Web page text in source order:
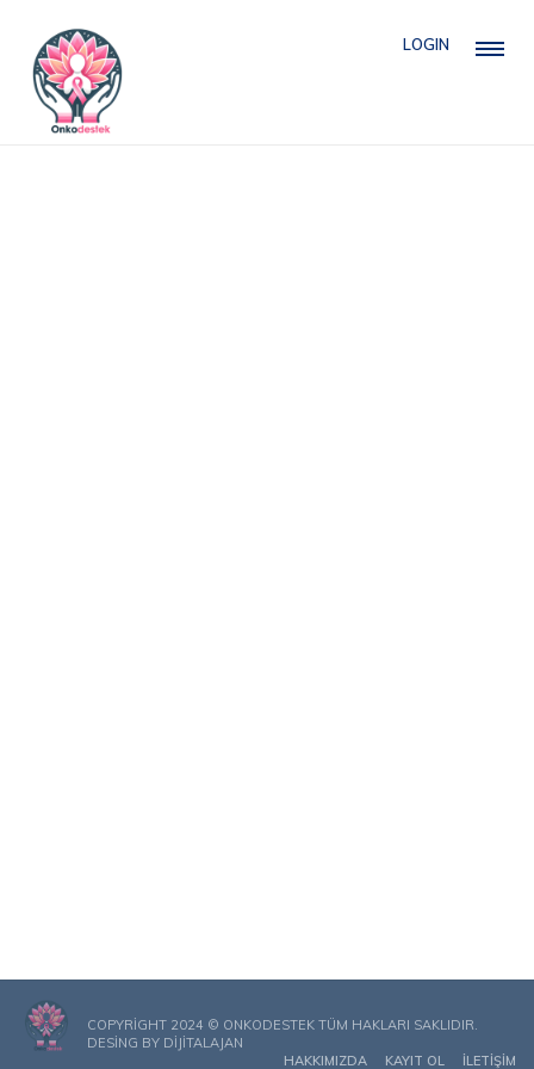
LOGIN
COPYRIGHT 2024 © ONKODESTEK TÜM HAKLARI SAKLIDIR.
DESING BY DIJITALAJAN
HAKKIMIZDA
KAYIT OL İLETIŞIM